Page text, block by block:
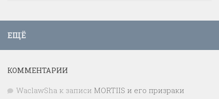
ЕЩЁ
КОММЕНТАРИИ
WaclawSha к записи MORTIIS и его призраки